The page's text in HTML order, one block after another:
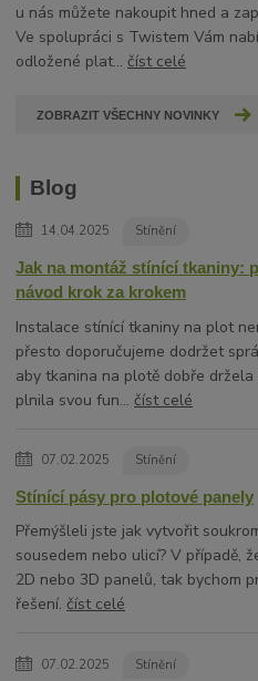
u nás můžete nakoupit hned a
Ve spolupráci s Twistem Vám
odložené plat...číst celé
ZOBRAZIT VŠECHNY NOVINKY
Blog
14.04.2025 Stínění
Jak na montáž stínící tkaniny:
návod krok za krokem
Instalace stínící tkaniny na plot
přesto doporučujeme dodržet
aby tkanina na plotě dobře držela
plnila svou fun...číst celé
07.02.2025 Stínění
Stínící pásy pro plotové panely
Přemýšleli jste jak vytvořit
sousedem nebo ulicí? V případě,
2D nebo 3D panelů, tak bychom
řešení.číst celé
07.02.2025 Stínění